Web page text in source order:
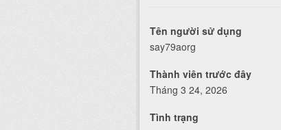
Tên người sử dụng
say79aorg
Thành viên trước đây
Tháng 3 24, 2026
Tình trạng